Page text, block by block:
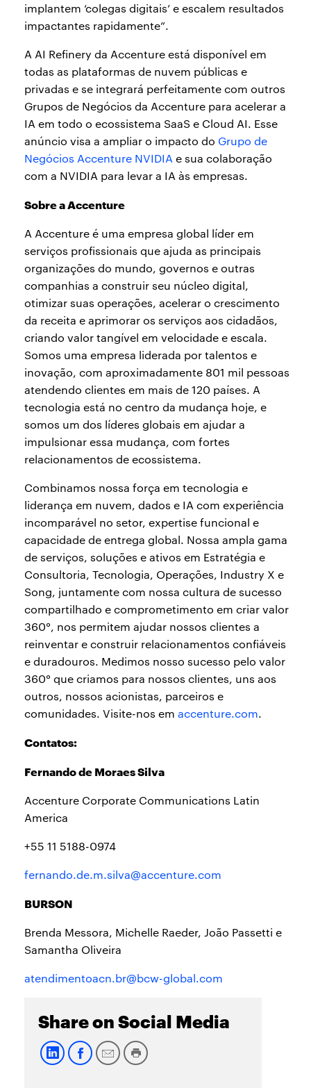
implantem ‘colegas digitais’ e escalem resultados
impactantes rapidamente”.
A AI Refinery da Accenture está disponível em
todas as plataformas de nuvem públicas e
privadas e se integrará perfeitamente com outros
Grupos de Negócios da Accenture para acelerar a
IA em todo o ecossistema SaaS e Cloud AI. Esse
anúncio visa a ampliar o impacto do Grupo de
Negócios Accenture NVIDIA e sua colaboração
com a NVIDIA para levar a IA às empresas.
Sobre a Accenture
A Accenture é uma empresa global líder em
serviços profissionais que ajuda as principais
organizações do mundo, governos e outras
companhias a construir seu núcleo digital,
otimizar suas operações, acelerar o crescimento
da receita e aprimorar os serviços aos cidadãos,
criando valor tangível em velocidade e escala.
Somos uma empresa liderada por talentos e
inovação, com aproximadamente 801 mil pessoas
atendendo clientes em mais de 120 países. A
tecnologia está no centro da mudança hoje, e
somos um dos líderes globais em ajudar a
impulsionar essa mudança, com fortes
relacionamentos de ecossistema.
Combinamos nossa força em tecnologia e
liderança em nuvem, dados e IA com experiência
incomparável no setor, expertise funcional e
capacidade de entrega global. Nossa ampla gama
de serviços, soluções e ativos em Estratégia e
Consultoria, Tecnologia, Operações, Industry X e
Song, juntamente com nossa cultura de sucesso
compartilhado e comprometimento em criar valor
360°, nos permitem ajudar nossos clientes a
reinventar e construir relacionamentos confiáveis
e duradouros. Medimos nosso sucesso pelo valor
360° que criamos para nossos clientes, uns aos
outros, nossos acionistas, parceiros e
comunidades. Visite-nos em accenture.com.
Contatos:
Fernando de Moraes Silva
Accenture Corporate Communications Latin
America
+55 11 5188-0974
fernando.de.m.silva@accenture.com
BURSON
Brenda Messora, Michelle Raeder, João Passetti e
Samantha Oliveira
atendimentoacn.br@bcw-global.com
Share on Social Media